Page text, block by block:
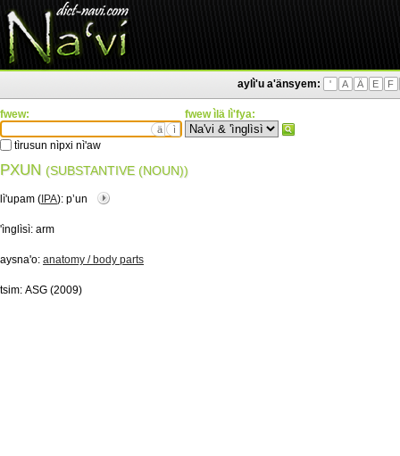
aylì'u a'änsyem: ' A Ä E F
fwew:
ä ì
tìrusun nìpxi nì'aw
fwew ìlä lì'fya:
PXUN (SUBSTANTIVE (NOUN))
lì'upam ( IPA): pʼun
'ìnglìsì: arm
aysna'o: anatomy / body parts
tsim: ASG (2009)